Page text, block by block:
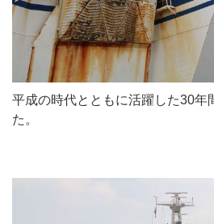
平成の時代とともに活躍した30年
た。